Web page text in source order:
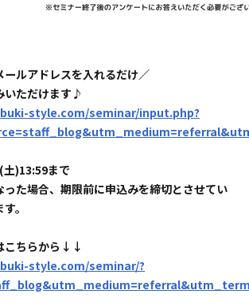
ルアドレスを入れるだけ／
いただけます♪
style.com/seminar/input.php?
)13:59まで
た場合、期限前に申込みを締切とさせてい
。
こちらから↓↓
style.com/seminar/?